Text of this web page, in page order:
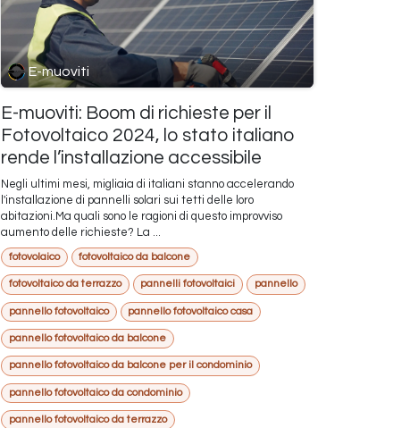
E-muoviti
E-muoviti: Boom di richieste per il
Fotovoltaico 2024, lo stato italiano
rende l’installazione accessibile
Negli ultimi mesi, migliaia di italiani stanno accelerando
l'installazione di pannelli solari sui tetti delle loro
abitazioni.Ma quali sono le ragioni di questo improvviso
aumento delle richieste? La ...
fotovolaico fotovoltaico da balcone
fotovoltaico da terrazzo pannelli fotovoltaici pannello
pannello fotovoltaico pannello fotovoltaico casa
pannello fotovoltaico da balcone
pannello fotovoltaico da balcone per il condominio
pannello fotovoltaico da condominio
pannello fotovoltaico da terrazzo